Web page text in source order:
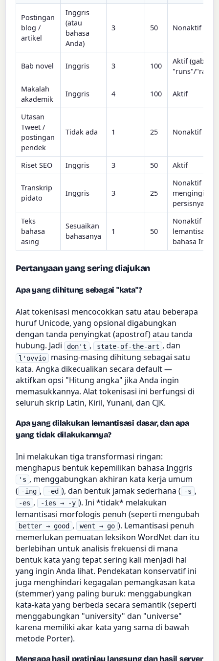
Postingan
blog /
artikel
Inggris
(atau
bahasa
Anda)
3 50 Nonaktif
Bab novel Inggris 3 100
Aktif
"runs"/"ran"/
Makalah
akademik
Inggris 4 100 Aktif
Utasan
Tweet /
postingan
pendek
Tidak ada 1 25 Nonaktif
Riset SEO Inggris 3 50 Aktif
Transkrip
pidato
Inggris 3 25
Nonaktif
persisnya)
Teks
bahasa
asing
Sesuaikan
bahasanya
1 50
Nonaktif
lemantisasi
bahasa
Pertanyaan yang sering diajukan
Apa yang dihitung sebagai "kata"?
Alat tokenisasi mencocokkan satu atau beberapa
huruf Unicode, yang opsional digabungkan
dengan tanda penyingkat (apostrof) atau tanda
hubung. Jadi don't , state-of-the-art , dan
l'ovvio
masing-masing dihitung sebagai satu
kata. Angka dikecualikan secara default —
aktifkan opsi "Hitung angka" jika Anda ingin
memasukkannya. Alat tokenisasi ini berfungsi di
seluruh skrip Latin, Kiril, Yunani, dan CJK.
Apa yang dilakukan lemantisasi dasar, dan apa
yang tidak dilakukannya?
Ini melakukan tiga transformasi ringan:
menghapus bentuk kepemilikan bahasa Inggris
's , menggabungkan akhiran kata kerja umum
( -ing , -ed ), dan bentuk jamak sederhana ( -s ,
-es , -ies → -y ). Ini *tidak* melakukan
lemantisasi morfologis penuh (seperti mengubah
better → good , went → go ). Lemantisasi penuh
memerlukan pemuatan leksikon WordNet dan itu
berlebihan untuk analisis frekuensi di mana
bentuk kata yang tepat sering kali menjadi hal
yang ingin Anda lihat. Pendekatan konservatif ini
juga menghindari kegagalan pemangkasan kata
(stemmer) yang paling buruk: menggabungkan
kata-kata yang berbeda secara semantik (seperti
menggabungkan "university" dan "universe"
karena memiliki akar kata yang sama di bawah
metode Porter).
Mengapa hasil pratinjau langsung dan hasil server